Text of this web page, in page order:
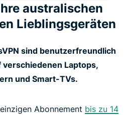
australischen
Lieblingsgeräten
sind benutzerfreundlich
Laptops,
und Smart-TVs.
Abonnement bis zu 14